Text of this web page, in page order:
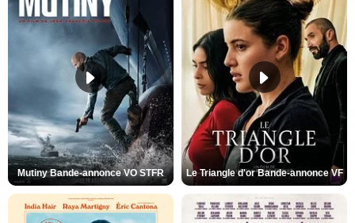
Mutiny Bande-annonce VO STFR Le Triangle d'or Bande-annonce VF